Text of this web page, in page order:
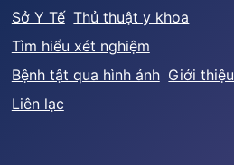
Sở Y Tế Thủ thuật y khoa
Tìm hiểu xét nghiệm
Bệnh tật qua hình ảnh Giới thiệu
Liên lạc